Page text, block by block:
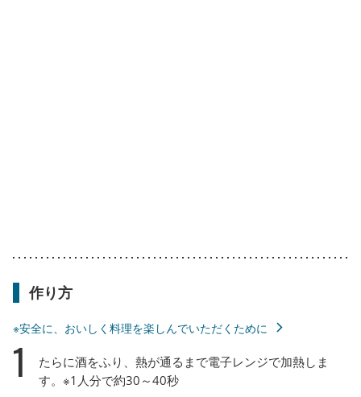
作り方
※安全に、おいしく料理を楽しんでいただくために
1
たらに酒をふり、熱が通るまで電子レンジで加熱しま
す。※1人分で約30～40秒